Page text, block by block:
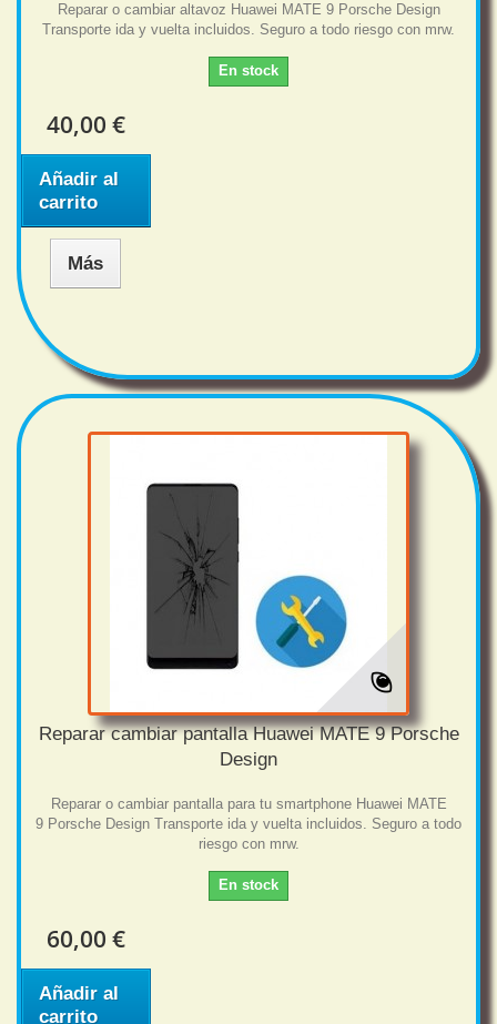
Reparar o cambiar altavoz Huawei MATE 9 Porsche Design
Transporte ida y vuelta incluidos. Seguro a todo riesgo con mrw.
En stock
40,00 €
Añadir al
carrito
Más
Reparar cambiar pantalla Huawei MATE 9 Porsche
Design
Reparar o cambiar pantalla para tu smartphone Huawei MATE
9 Porsche Design Transporte ida y vuelta incluidos. Seguro a todo
riesgo con mrw.
En stock
60,00 €
Añadir al
carrito